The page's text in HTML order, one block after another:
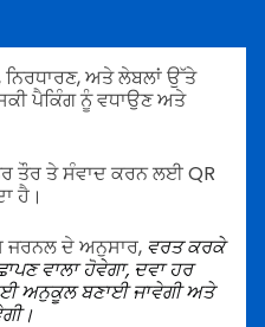
ਨਿਰਧਾਰਣ, ਅਤੇ ਲੇਬਲਾਂ ਉੱਤੇ
ਪੈਕਿੰਗ ਨੂੰ ਵਧਾਉਣ ਅਤੇ
ਤੌਰ ਤੇ ਸੰਵਾਦ ਕਰਨ ਲਈ QR
ਹੈ।
ਜਰਨਲ ਦੇ ਅਨੁਸਾਰ, ਵਰਤ ਕਰਕੇ
ਵਾਲਾ ਹੋਵੇਗਾ, ਦਵਾ ਹਰ
ਅਨੁਕੂਲ ਬਣਾਈ ਜਾਵੇਗੀ ਅਤੇ